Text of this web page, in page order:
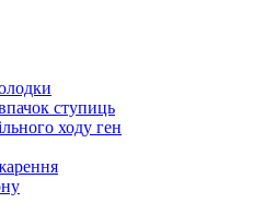
ступиць
ходу ген